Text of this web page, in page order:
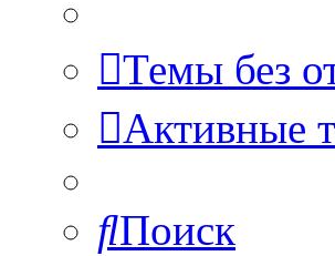
Темы без
Активные
Поиск